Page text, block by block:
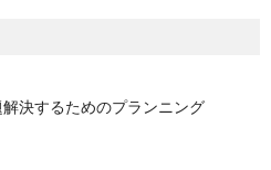
決するためのプランニング